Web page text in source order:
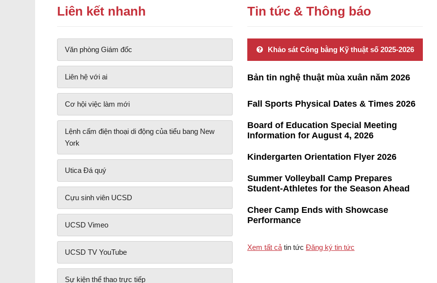
Liên kết nhanh
Văn phòng Giám đốc
Liên hệ với ai
Cơ hội việc làm mới
Lệnh cấm điện thoại di động của tiểu bang New
York
Utica Đá quý
Cựu sinh viên UCSD
UCSD Vimeo
UCSD TV YouTube
Sự kiện thể thao trực tiếp
Tin tức & Thông báo
Khảo sát Công bằng Kỹ thuật số 2025-2026
Bản tin nghệ thuật mùa xuân năm 2026
Fall Sports Physical Dates & Times 2026
Board of Education Special Meeting
Information for August 4, 2026
Kindergarten Orientation Flyer 2026
Summer Volleyball Camp Prepares
Student-Athletes for the Season Ahead
Cheer Camp Ends with Showcase
Performance
Xem tất cả tin tức Đăng ký tin tức